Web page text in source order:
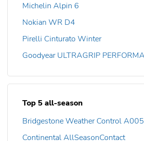
Michelin Alpin 6
Nokian WR D4
Pirelli Cinturato Winter
Goodyear ULTRAGRIP
Top 5 all-season
Bridgestone Weather Control A005
Continental AllSeasonContact